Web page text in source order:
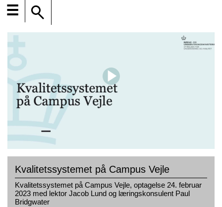
☰
Kvalitetssystemet på Campus Vejle
Kvalitetssystemet på Campus Vejle, optagelse 24. februar
2023 med lektor Jacob Lund og læringskonsulent Paul
Bridgwater